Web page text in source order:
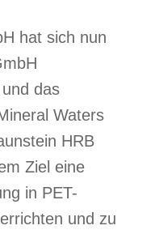
hat sich nun
das
Waters
HRB
Ziel eine
in PET-
und zu